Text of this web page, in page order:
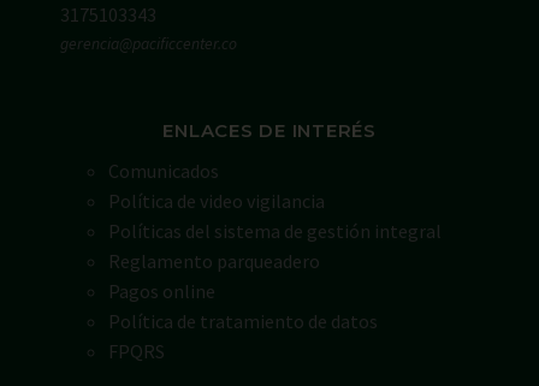
3175103343
gerencia@pacificcenter.co
ENLACES DE INTERÉS
Comunicados
Política de video vigilancia
Políticas del sistema de gestión integral
Reglamento parqueadero
Pagos online
Política de tratamiento de datos
FPQRS